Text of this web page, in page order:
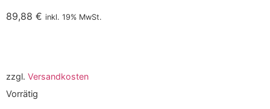
89,88 € inkl. 19% MwSt.
zzgl. Versandkosten
Vorrätig